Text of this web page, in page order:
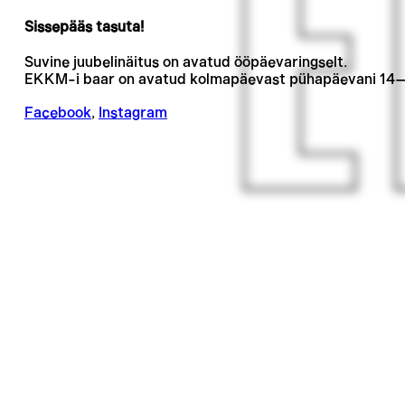
Sissepääs tasuta!
Suvine juubelinäitus on avatud ööpäevaringselt.
EKKM-i baar on avatud kolmapäevast pühapäevani
Facebook, Instagram